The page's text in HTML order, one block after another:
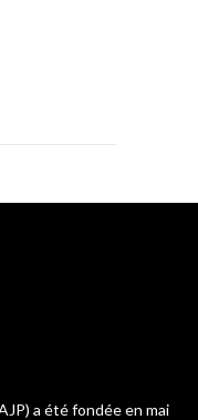
a été fondée en mai